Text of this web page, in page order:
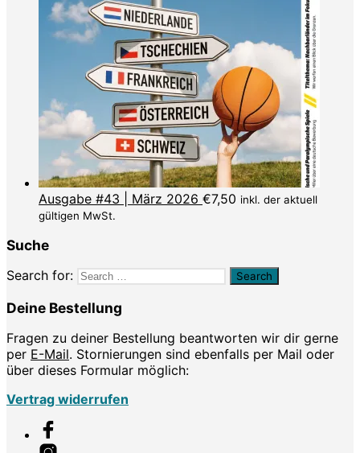
Ausgabe #43 | März 2026 €7,50 inkl. der aktuell
gültigen MwSt.
Suche
Search for:
Deine Bestellung
Fragen zu deiner Bestellung beantworten wir dir gerne
per E-Mail. Stornierungen sind ebenfalls per Mail oder
über dieses Formular möglich:
Vertrag widerrufen